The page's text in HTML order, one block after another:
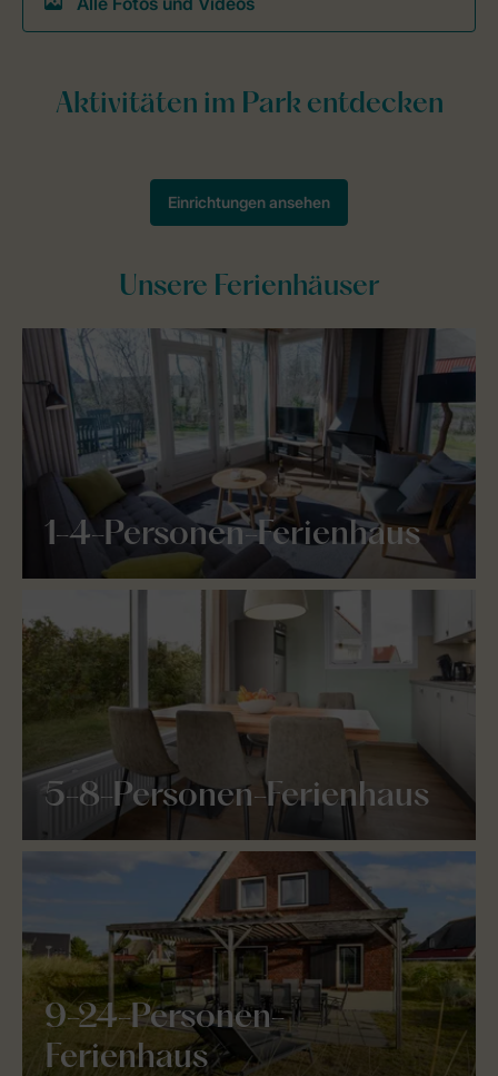
Unsere Ferienhäuser
1-4-Personen-Ferienhaus
5-8-Personen-Ferienhaus
9-24-Personen-
Ferienhaus